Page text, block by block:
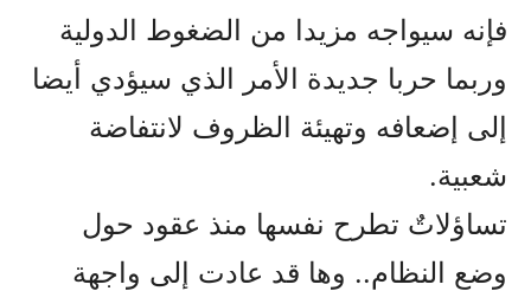
فإنه سيواجه مزيدا من الضغوط الدولية
وربما حربا جديدة الأمر الذي سيؤدي أيضا
إلى إضعافه وتهيئة الظروف لانتفاضة
شعبية.
تساؤلاتٌ تطرح نفسها منذ عقود حول
وضع النظام.. وها قد عادت إلى واجهة